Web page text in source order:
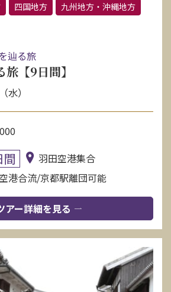
四国地方 九州地方・沖縄地方
辿る旅
【9日間】
水）
間
羽田空港集合
港合流/京都駅離団可能
アー詳細を見る